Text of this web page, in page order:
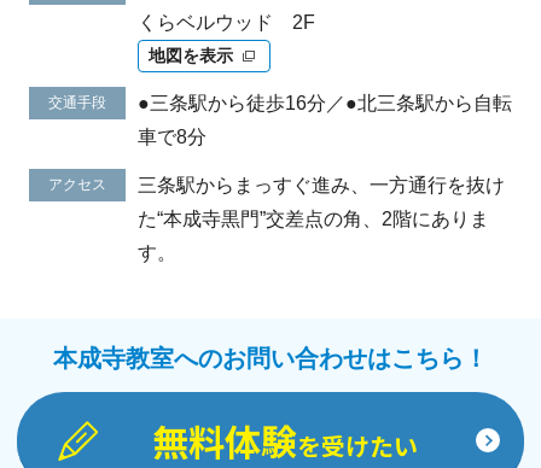
くらベルウッド 2F
地図を表示
交通手段
●三条駅から徒歩16分／●北三条駅から自転
車で8分
アクセス
三条駅からまっすぐ進み、一方通行を抜け
た“本成寺黒門”交差点の角、2階にありま
す。
本成寺教室へのお問い合わせはこちら！
無料体験を受けたい